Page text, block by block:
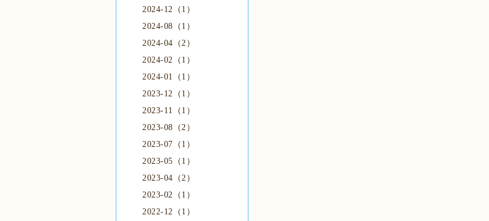
2024-12（1）
2024-08（1）
2024-04（2）
2024-02（1）
2024-01（1）
2023-12（1）
2023-11（1）
2023-08（2）
2023-07（1）
2023-05（1）
2023-04（2）
2023-02（1）
2022-12（1）